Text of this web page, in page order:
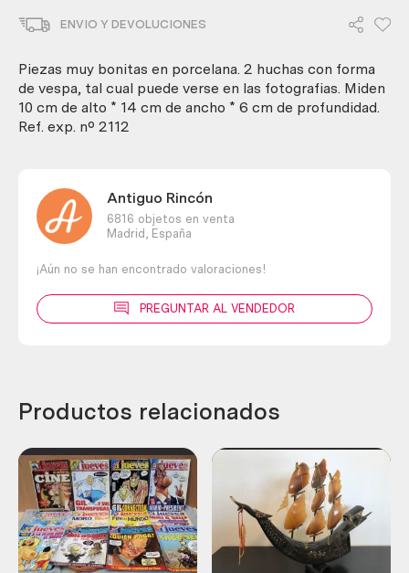
DE
VESPA.
cantidad
ENVIO Y DEVOLUCIONES
Piezas muy bonitas en porcelana. 2 huchas con forma
de vespa, tal cual puede verse en las fotografias. Miden
10 cm de alto * 14 cm de ancho * 6 cm de profundidad.
Ref. exp. nº 2112
Antiguo Rincón
6816 objetos en venta
Madrid,
España
¡Aún no se han encontrado valoraciones!
PREGUNTAR AL VENDEDOR
Productos relacionados